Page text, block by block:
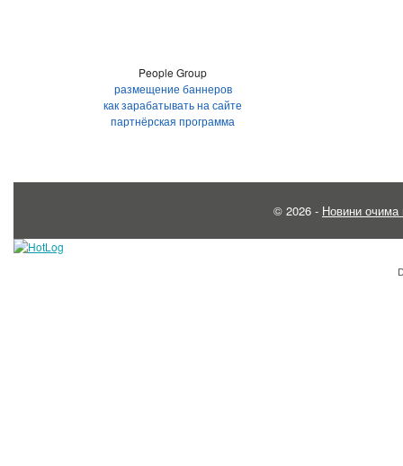
People Group
размещение баннеров
как зарабатывать на сайте
партнёрская программа
© 2026 - Новини очима